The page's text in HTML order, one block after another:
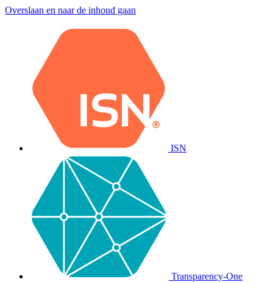
Overslaan en naar de inhoud gaan
ISN
Transparency-One